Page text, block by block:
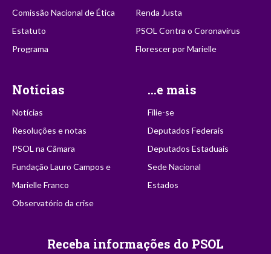
Comissão Nacional de Ética
Estatuto
Programa
Renda Justa
PSOL Contra o Coronavírus
Florescer por Marielle
Notícias
Notícias
Resoluções e notas
PSOL na Câmara
Fundação Lauro Campos e
Marielle Franco
Observatório da crise
...e mais
Filie-se
Deputados Federais
Deputados Estaduais
Sede Nacional
Estados
Receba informações do PSOL